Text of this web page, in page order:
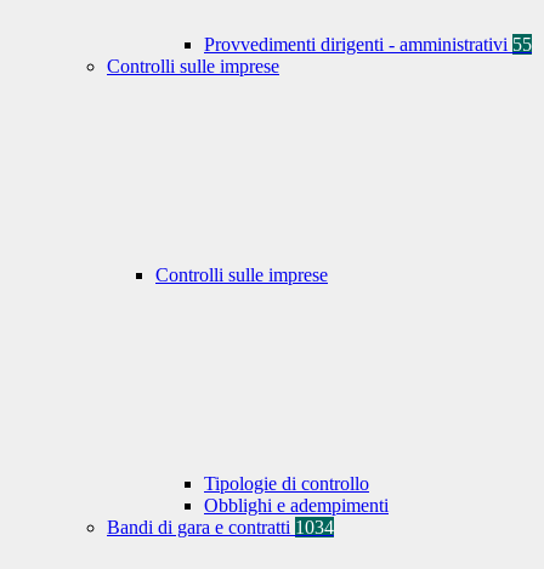
Provvedimenti dirigenti - amministrativi 55
Controlli sulle imprese
Controlli sulle imprese
Tipologie di controllo
Obblighi e adempimenti
Bandi di gara e contratti 1034